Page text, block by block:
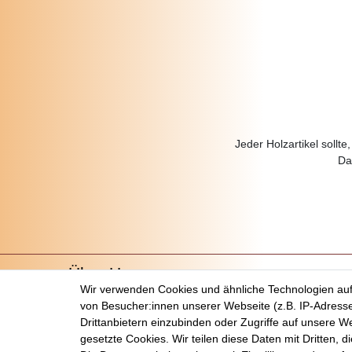
Jeder Holzartikel
Über Uns
Startseite
Versandkosten
Zahlungsarten
Kontakt
Wir verwenden Cookies und ähnliche Technologien
von Besucher:innen unserer Webseite (z.B. IP-
Drittanbietern einzubinden oder Zugriffe auf unsere
gesetzte Cookies. Wir teilen diese Daten mit Dritten,